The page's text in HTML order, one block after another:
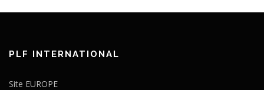
PLF INTERNATIONAL
Site EUROPE